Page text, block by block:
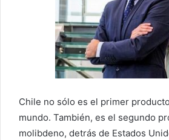
Chile no sólo es el primer
mundo. También, es el segundo
molibdeno, detrás de Estados